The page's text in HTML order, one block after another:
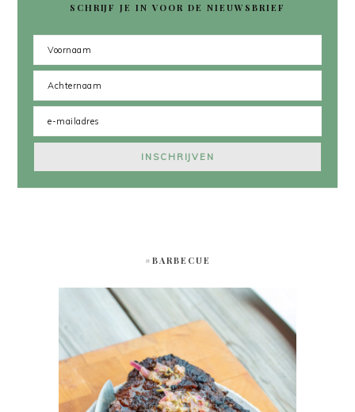
SCHRIJF JE IN VOOR DE NIEUWSBRIEF
#BARBECUE